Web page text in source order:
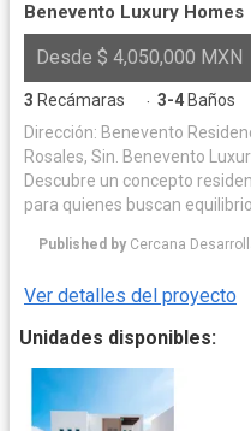
Benevento Luxury Homes
Desde $ 4,050,000 MXN
3 Recámaras · 3-4 Baños
Dirección: Benevento
Rosales, Sin. Benevento Luxury Homes: El Poder de Vivir Bien.
Descubre un concepto
para quienes buscan
—como alberca, casa club y
Amenidades: - Alberca - Casa Club - Asadores - Kids Zone -
Baños - Cerca Eléctrica -
Control de Acceso - Piñatero
Published by Cercana
Ver detalles del proyecto
Unidades disponibles: